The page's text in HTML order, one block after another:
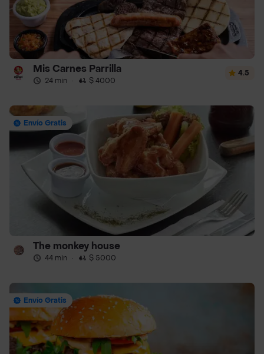
Mis Carnes Parrilla
24 min · $ 4000
4.5
Envío Gratis
The monkey house
44 min · $ 5000
Envío Gratis